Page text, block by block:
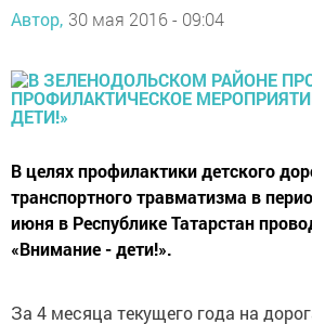
Автор, 30 мая 2016 - 09:04
В целях профилактики детского
транспортного травматизма в
июня в Республике Татарстан
«Внимание - дети!».
За 4 месяца текущего года на